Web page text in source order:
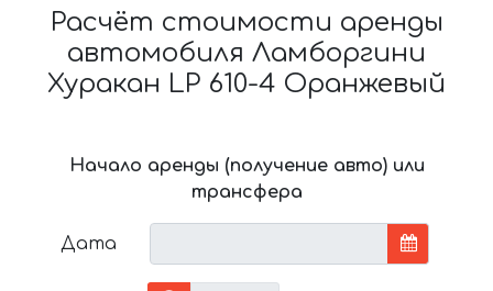
Расчёт стоимости аренды
автомобиля Ламборгини
Хуракан LP 610-4 Оранжевый
Начало аренды (получение авто) или
трансфера
Дата